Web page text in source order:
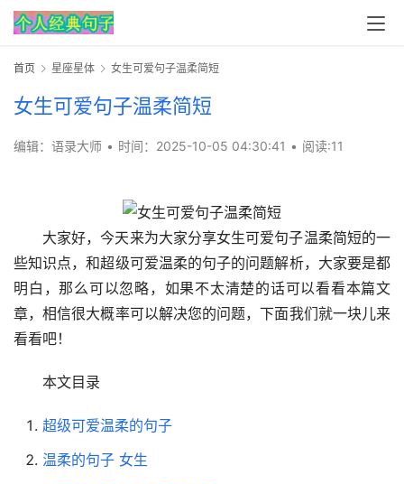
首页 星座星体 女生可爱句子温柔简短
女生可爱句子温柔简短
编辑：语录大师 • 时间：2025-10-05 04:30:41 • 阅读:11
大家好，今天来为大家分享女生可爱句子温柔简短的一
些知识点，和超级可爱温柔的句子的问题解析，大家要是都
明白，那么可以忽略，如果不太清楚的话可以看看本篇文
章，相信很大概率可以解决您的问题，下面我们就一块儿来
看看吧！
本文目录
超级可爱温柔的句子
温柔的句子 女生